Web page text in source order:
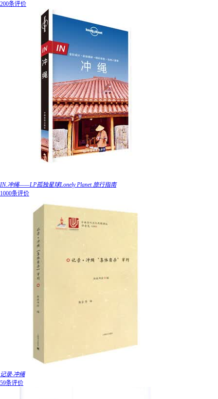
200条评价
IN.冲绳——LP孤独星球Lonely Planet 旅行指南
1000条评价
记录·冲绳
59条评价